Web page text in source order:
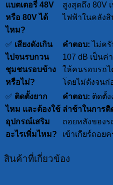
แบตเตอรี่ 48V
หรือ 80V ได้
ไหม?
สูงสุดถึง 80V
ไฟฟ้าในคลัง
✅ เสียงดังเกิน
ไปจนรบกวน
ชุมชนรอบข้าง
หรือไม่?
คำตอบ: ไม่ครั
107 dB เป็น
ให้คนรอบรถไ
โดยไม่ดังจนก่
✅ ติดตั้งยาก
ไหม และต้องใช้
อุปกรณ์เสริม
อะไรเพิ่มไหม?
คำตอบ: ติดตั้ง
ล่าช้าในการติ
ถอยหลังของ
เข้าเกียร์ถอย
สินค้าที่เกี่ยวข้อง